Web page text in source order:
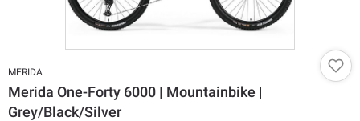
MERIDA
Merida One-Forty 6000 | Mountainbike |
Grey/Black/Silver